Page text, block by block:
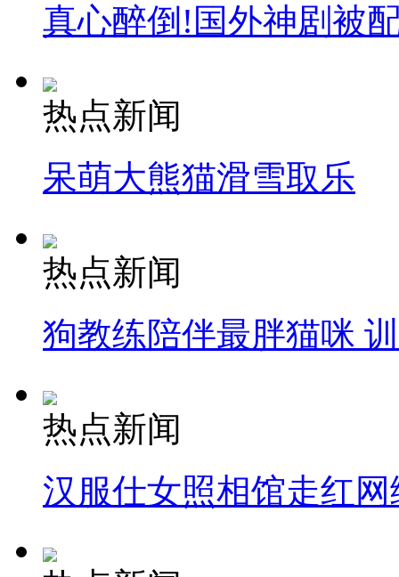
真心醉倒!国外神剧被
热点新闻
呆萌大熊猫滑雪取乐
热点新闻
狗教练陪伴最胖猫咪
热点新闻
汉服仕女照相馆走红网